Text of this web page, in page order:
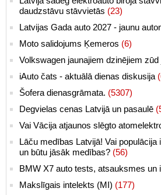
daudzstāvu stāvvietās (23)
Latvijas Gada auto 2027 - jaunu
Moto salidojums Ķemeros (6)
Volkswagen jaunajiem dzinējiem
iAuto čats - aktuālā dienas diskusija
Šofera dienasgrāmata. (5307)
Degvielas cenas Latvijā un pasaulē
Vai Vācija atjaunos slēgto
Lāču medības Latvijā! Vai
un būtu jāsāk medības? (56)
BMW X7 auto tests, atsauksmes un
Makslīgais intelekts (MI) (177)